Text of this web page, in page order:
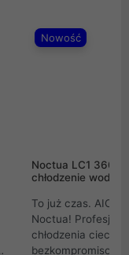
Nowość
Noctua LC1
chłodzenie wodne
To już czas. AIO
Noctua!
chłodzenia cieczą